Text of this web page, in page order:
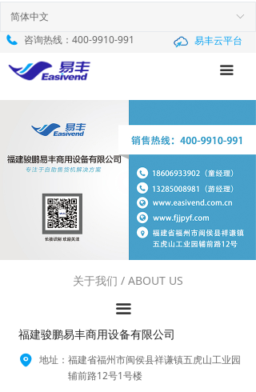
咨询热线： 400-9910-991 易丰云平台
끀
首页
服务与支持
解决方案
关于我们
ꀅ
简体中文
关于我们 / ABOUT US
끀
企业介绍
联系我们
地址： 福建省福州市闽侯县祥谦镇五虎山工业园
辅前路12号1号楼
福建骏鹏易丰商用设备有限公司